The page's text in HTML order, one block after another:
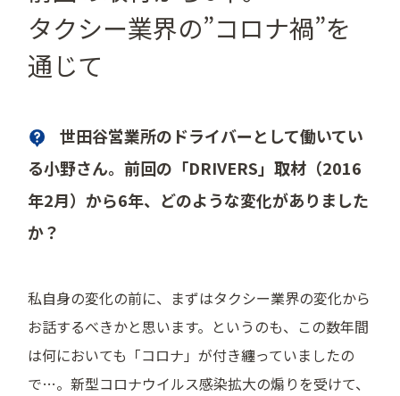
タクシー業界の”コロナ禍”を
通じて
世田谷営業所のドライバーとして働いてい
る小野さん。前回の「DRIVERS」取材（2016
年2月）から6年、どのような変化がありました
か？
私自身の変化の前に、まずはタクシー業界の変化から
お話するべきかと思います。というのも、この数年間
は何においても「コロナ」が付き纏っていましたの
で…。新型コロナウイルス感染拡大の煽りを受けて、